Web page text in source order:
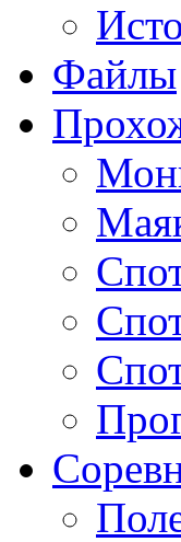
Файлы